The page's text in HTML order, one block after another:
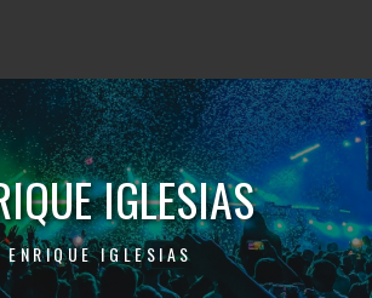
IGLESIAS
ENRIQUE IGLESIAS